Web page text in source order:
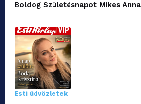
Boldog Születésnapot Mikes Anna
Esti üdvözletek